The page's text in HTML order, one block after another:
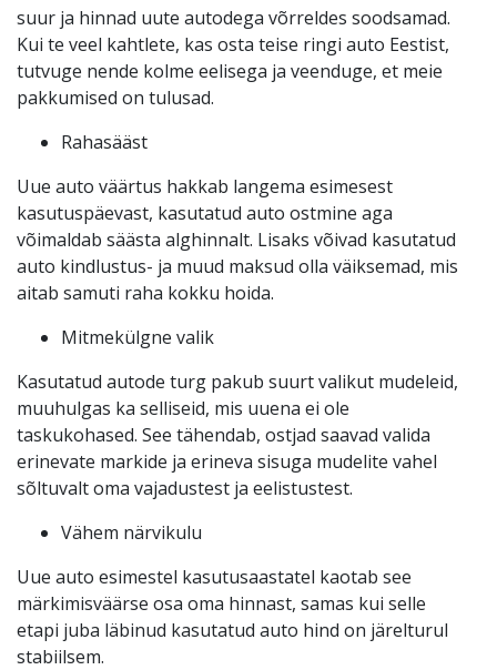
suur ja hinnad uute autodega võrreldes soodsamad.
Kui te veel kahtlete, kas osta teise ringi auto Eestist,
tutvuge nende kolme eelisega ja veenduge, et meie
pakkumised on tulusad.
Rahasääst
Uue auto väärtus hakkab langema esimesest
kasutuspäevast, kasutatud auto ostmine aga
võimaldab säästa alghinnalt. Lisaks võivad kasutatud
auto kindlustus- ja muud maksud olla väiksemad, mis
aitab samuti raha kokku hoida.
Mitmekülgne valik
Kasutatud autode turg pakub suurt valikut mudeleid,
muuhulgas ka selliseid, mis uuena ei ole
taskukohased. See tähendab, ostjad saavad valida
erinevate markide ja erineva sisuga mudelite vahel
sõltuvalt oma vajadustest ja eelistustest.
Vähem närvikulu
Uue auto esimestel kasutusaastatel kaotab see
märkimisväärse osa oma hinnast, samas kui selle
etapi juba läbinud kasutatud auto hind on järelturul
stabiilsem.